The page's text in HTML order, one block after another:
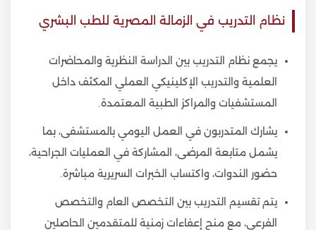
نظام التدريب في الزمالة المصرية للطب البشري
يجمع نظام التدريب بين الدراسة النظرية والمحاضرات
العلمية والتدريب الإكلينيكي العملي المكثف داخل
المستشفيات والمراكز الطبية المعتمدة.
يشارك المتدربون في العمل اليومي بالمستشفى، بما
يشمل متابعة المرضى، المشاركة في العمليات الجراحية،
حضور الندوات، واكتساب الخبرات السريرية مباشرة.
يتم تقسيم التدريب بين التخصص العام والتخصص
الفرعي، مع منح إعفاءات زمنية للمتقدمين الحاصلين